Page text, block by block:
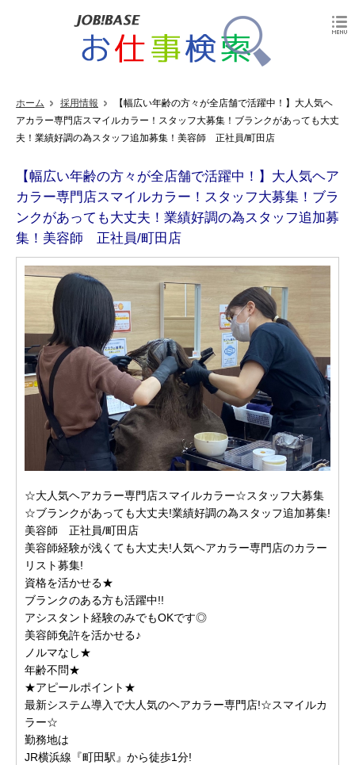
ホーム 採用情報
【幅広い年齢の方々が全店舗で活躍中！】大人気ヘ
アカラー専門店スマイルカラー！スタッフ大募集！ブランクがあっても大丈
夫！業績好調の為スタッフ追加募集！美容師 正社員/町田店
【幅広い年齢の方々が全店舗で活躍中！】大人気ヘア
カラー専門店スマイルカラー！スタッフ大募集！ブラ
ンクがあっても大丈夫！業績好調の為スタッフ追加募
集！美容師 正社員/町田店
☆大人気ヘアカラー専門店スマイルカラー☆スタッフ大募集
☆ブランクがあっても大丈夫!業績好調の為スタッフ追加募集!
美容師 正社員/町田店
美容師経験が浅くても大丈夫!人気ヘアカラー専門店のカラー
リスト募集!
資格を活かせる★
ブランクのある方も活躍中!!
アシスタント経験のみでもOKです◎
美容師免許を活かせる♪
ノルマなし★
年齢不問★
★アピールポイント★
最新システム導入で大人気のヘアカラー専門店!☆スマイルカ
ラー☆
勤務地は
JR横浜線『町田駅』から徒歩1分!